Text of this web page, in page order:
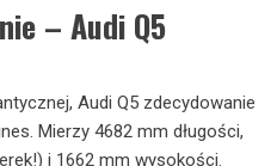
– Audi Q5
Audi Q5 zdecydowanie
Mierzy 4682 mm długości,
i 1662 mm wysokości.